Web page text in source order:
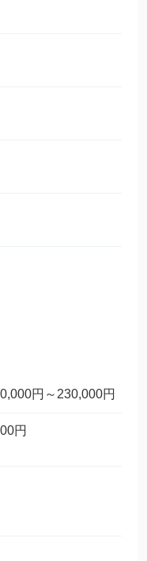
円～230,000円
円